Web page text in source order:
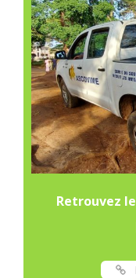
Retrouvez